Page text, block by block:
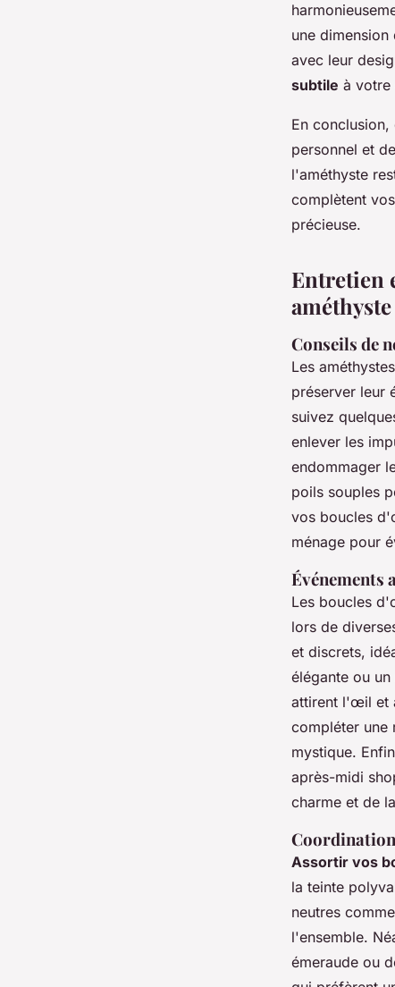
une
avec leur
subtile à votre
En
personnel et
l'améthyste
complètent
précieuse.
Entretien
améthyste
Conseils de
Les
préserver leur
suivez
enlever les
endommager
poils souples
vos boucles
ménage pour
Événements
Les boucles
lors de
et discrets,
élégante ou
attirent l'œil et
compléter une
mystique.
après-midi
charme et de
Coordination
Assortir vos
la teinte
neutres
l'ensemble.
émeraude ou